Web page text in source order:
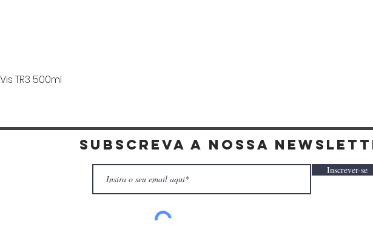
TR3 500ml
Subscreva a nossa
Inscrever-se